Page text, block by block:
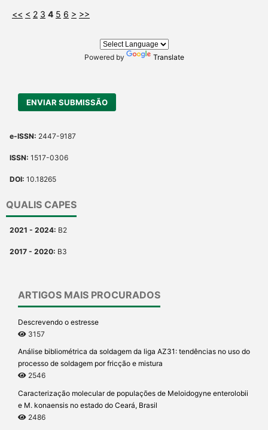
<< < 2 3 4 5 6 > >>
Powered by Translate
ENVIAR SUBMISSÃO
e-ISSN: 2447-9187
ISSN: 1517-0306
DOI: 10.18265
QUALIS CAPES
2021 - 2024: B2
2017 - 2020: B3
ARTIGOS MAIS PROCURADOS
Descrevendo o estresse
3157
Análise bibliométrica da soldagem da liga AZ31: tendências no uso do
processo de soldagem por fricção e mistura
2546
Caracterização molecular de populações de Meloidogyne enterolobii
e M. konaensis no estado do Ceará, Brasil
2486